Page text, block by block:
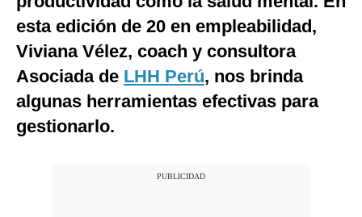
Mix
Notas Contratadas
Podcast
Gestión TV
esta edición de 20 en empleabilidad,
Viviana Vélez, coach y consultora
Asociada de LHH Perú, nos brinda
algunas herramientas efectivas para
gestionarlo.